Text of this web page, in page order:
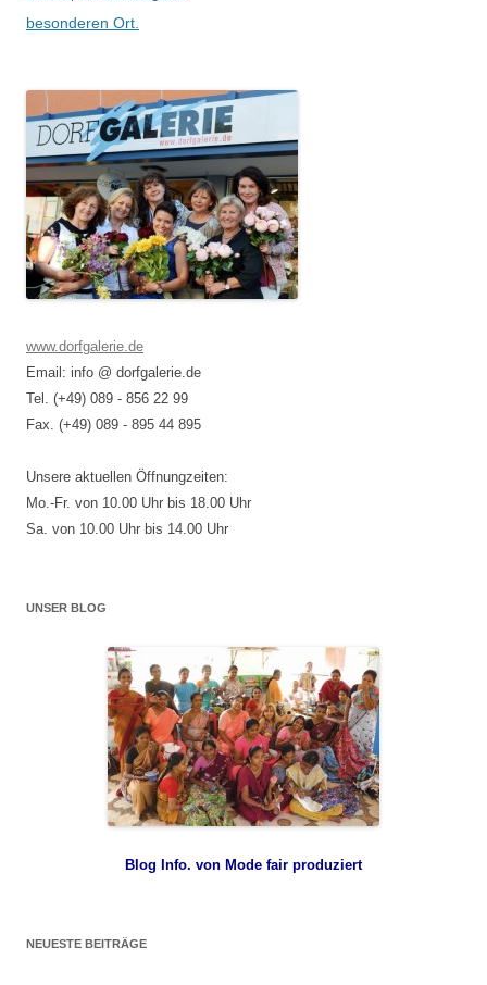
besonderen Ort.
www.dorfgalerie.de
Email: info @ dorfgalerie.de
Tel. (+49) 089 - 856 22 99
Fax. (+49) 089 - 895 44 895
Unsere aktuellen Öffnungzeiten:
Mo.-Fr. von 10.00 Uhr bis 18.00 Uhr
Sa. von 10.00 Uhr bis 14.00 Uhr
UNSER BLOG
Blog Info. von Mode fair produziert
NEUESTE BEITRÄGE